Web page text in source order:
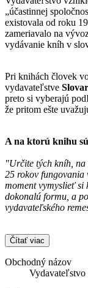
„účastinnej
existovala od roku
zameriavalo na
vydávanie kníh v
Pri knihách človek
vydavateľstve
preto si vyberajú
že pritom ešte
A na ktorú knihu
"Určite tých kníh, na
25 rokov fungovania
moment vymyslieť
dokonalú formu, a
vydavateľského
Čítať viac
Obchodný názov